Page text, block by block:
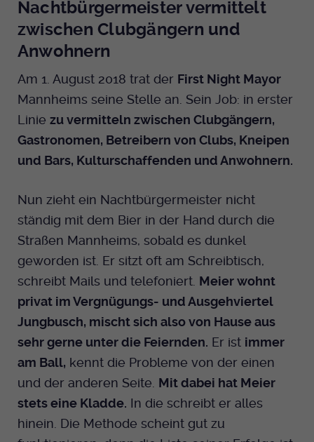
Nachtbürgermeister vermittelt
zwischen Clubgängern und
Anwohnern
Am 1. August 2018 trat der First Night Mayor
Mannheims seine Stelle an. Sein Job: in erster
Linie zu vermitteln zwischen Clubgängern,
Gastronomen, Betreibern von Clubs, Kneipen
und Bars, Kulturschaffenden und Anwohnern.
Nun zieht ein Nachtbürgermeister nicht
ständig mit dem Bier in der Hand durch die
Straßen Mannheims, sobald es dunkel
geworden ist. Er sitzt oft am Schreibtisch,
schreibt Mails und telefoniert. Meier wohnt
privat im Vergnügungs- und Ausgehviertel
Jungbusch, mischt sich also von Hause aus
sehr gerne unter die Feiernden. Er ist immer
am Ball, kennt die Probleme von der einen
und der anderen Seite. Mit dabei hat Meier
stets eine Kladde. In die schreibt er alles
hinein. Die Methode scheint gut zu